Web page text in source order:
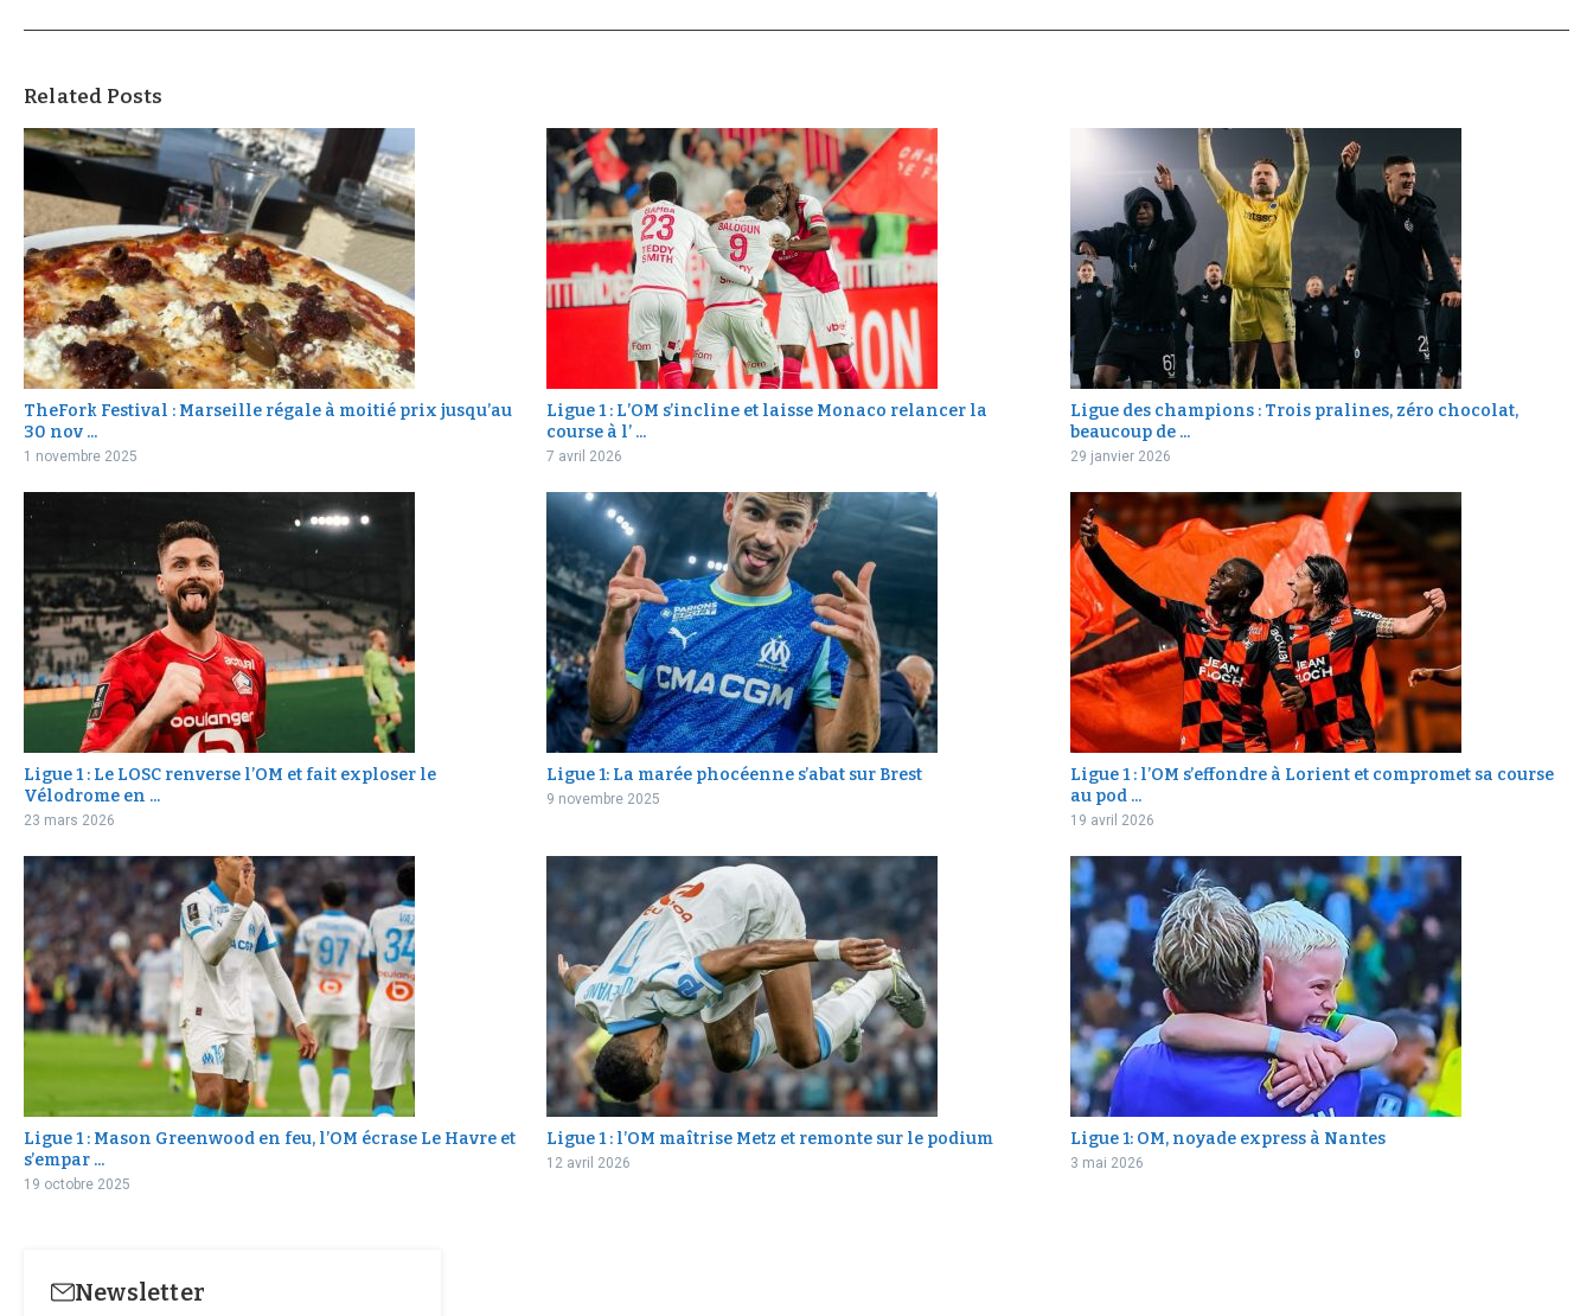
Related Posts
TheFork Festival : Marseille régale à moitié prix jusqu’au
30 nov ...
1 novembre 2025
Ligue 1 : L’OM s’incline et laisse Monaco relancer la
course à l’ ...
7 avril 2026
Ligue des champions : Trois pralines, zéro chocolat,
beaucoup de ...
29 janvier 2026
Ligue 1 : Le LOSC renverse l’OM et fait exploser le
Vélodrome en ...
23 mars 2026
Ligue 1: La marée phocéenne s’abat sur Brest
9 novembre 2025
Ligue 1 : l’OM s’effondre à Lorient et compromet sa course
au pod ...
19 avril 2026
Ligue 1 : Mason Greenwood en feu, l’OM écrase Le Havre et
s’empar ...
19 octobre 2025
Ligue 1 : l’OM maîtrise Metz et remonte sur le podium
12 avril 2026
Ligue 1: OM, noyade express à Nantes
3 mai 2026
Newsletter